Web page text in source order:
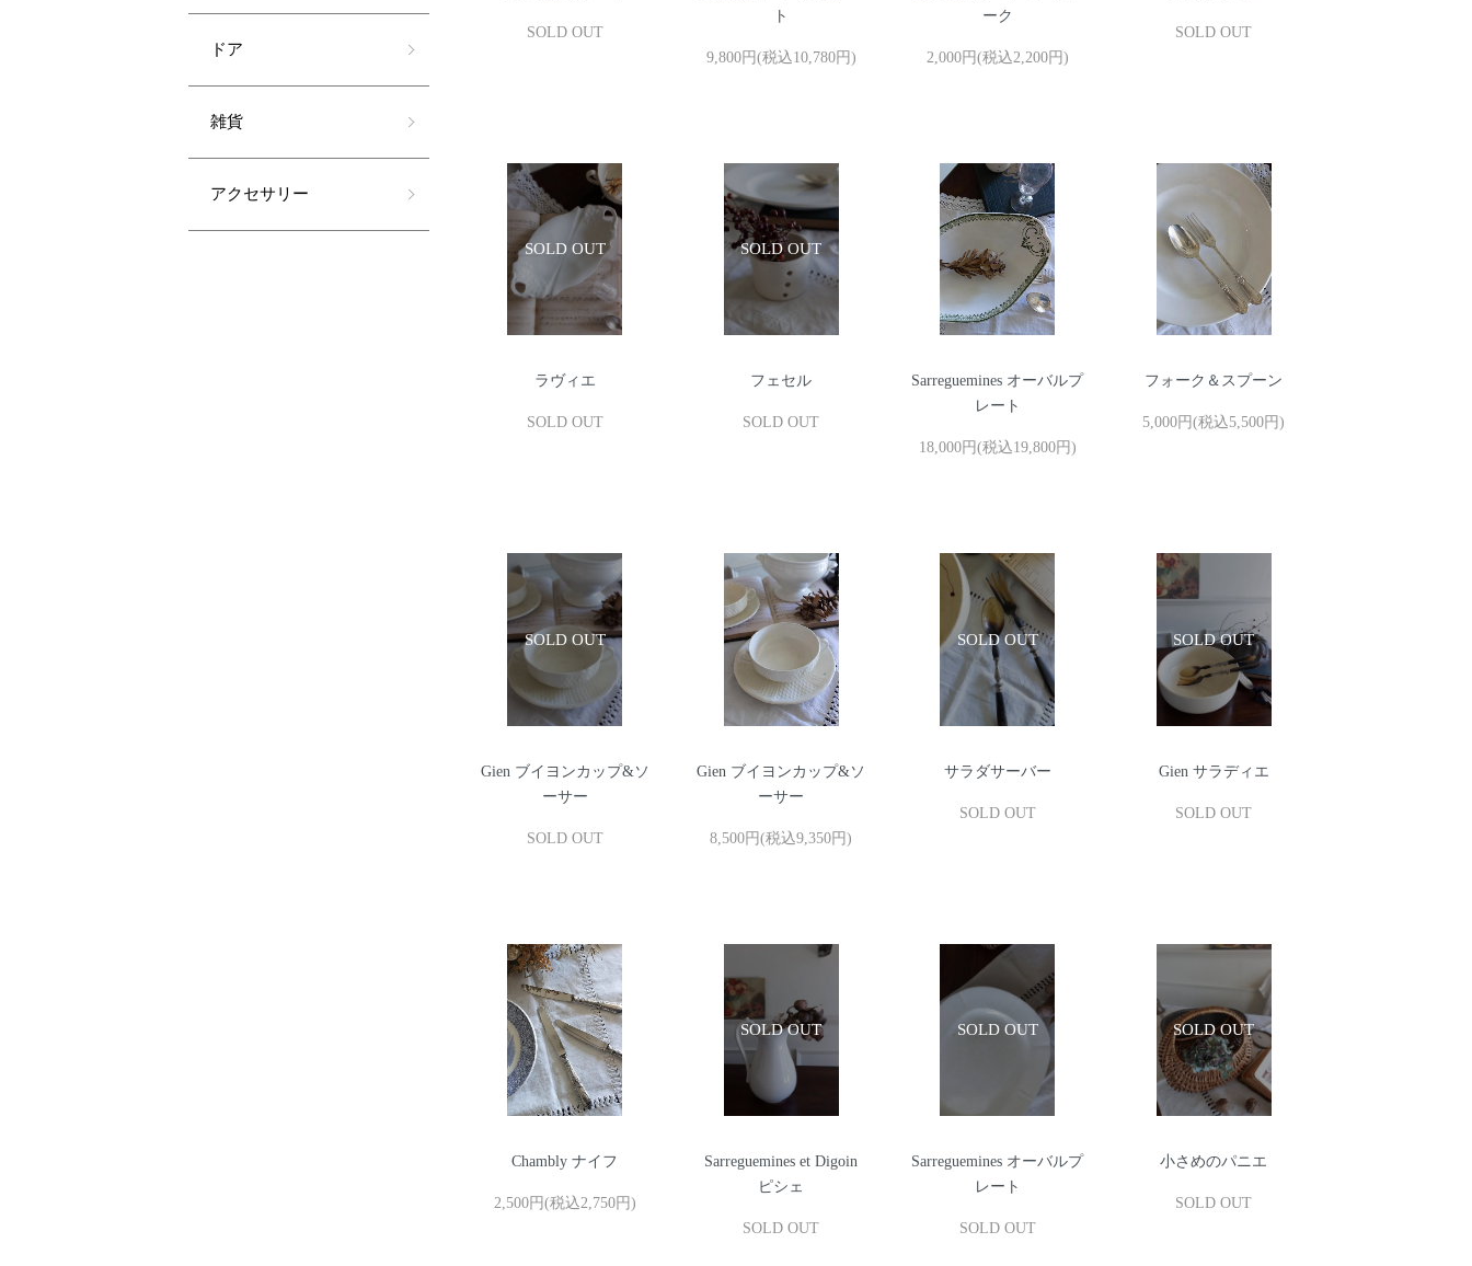
SOLD OUT
ト
9,800円(税込10,780円)
ーク
2,000円(税込2,200円)
SOLD OUT
ラヴィエ
SOLD OUT
フェセル
SOLD OUT
Sarreguemines オーバルプ
レート
18,000円(税込19,800円)
フォーク＆スプーン
5,000円(税込5,500円)
Gien ブイヨンカップ&ソ
ーサー
SOLD OUT
Gien ブイヨンカップ&ソ
ーサー
8,500円(税込9,350円)
サラダサーバー
SOLD OUT
Gien サラディエ
SOLD OUT
Chambly ナイフ
2,500円(税込2,750円)
Sarreguemines et Digoin
ピシェ
SOLD OUT
Sarreguemines オーバルプ
レート
SOLD OUT
小さめのパニエ
SOLD OUT
ドア
雑貨
アクセサリー